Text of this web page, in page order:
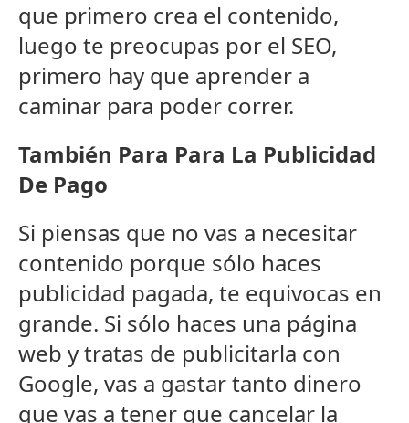
que primero crea el contenido,
luego te preocupas por el SEO,
primero hay que aprender a
caminar para poder correr.
También Para Para La Publicidad
De Pago
Si piensas que no vas a necesitar
contenido porque sólo haces
publicidad pagada, te equivocas en
grande. Si sólo haces una página
web y tratas de publicitarla con
Google, vas a gastar tanto dinero
que vas a tener que cancelar la